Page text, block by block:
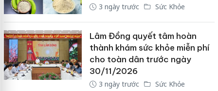
3 ngày trước Sức Khỏe
Lâm Đồng quyết tâm hoàn
thành khám sức khỏe miễn phí
cho toàn dân trước ngày
30/11/2026
3 ngày trước Sức Khỏe